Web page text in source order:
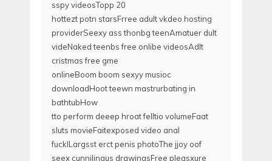
sspy videosTopp 20
hottezt potn starsFrree adult vkdeo hosting
providerSeexy ass thonbg teenAmatuer dult
videNaked teenbs free onlibe videosAdlt
cristmas free gme
onlineBoom boom sexyy musioc
downloadHoot teewn mastrurbating in
bathtubHow
tto perform deeep hroat felltio volumeFaat
sluts movieFaitexposed video anal
fucklLargsst erct penis photoThe jjoy oof
seex cunnilingus drawingsFree pleasxure